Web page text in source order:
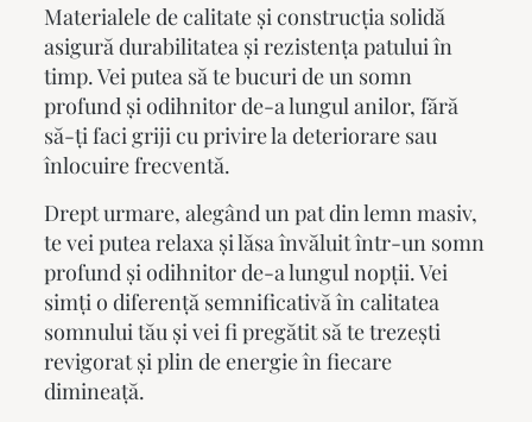
Materialele de calitate și construcția solidă
asigură durabilitatea și rezistența patului în
timp. Vei putea să te bucuri de un somn
profund și odihnitor de-a lungul anilor, fără
să-ți faci griji cu privire la deteriorare sau
înlocuire frecventă.
Drept urmare, alegând unpat din lemn masiv,
te vei putea relaxa și lăsa învăluit într-un somn
profund și odihnitor de-a lungul nopții. Vei
simți o diferență semnificativă în calitatea
somnului tău și vei fi pregătit să te trezești
revigorat și plin de energie în fiecare
dimineață.